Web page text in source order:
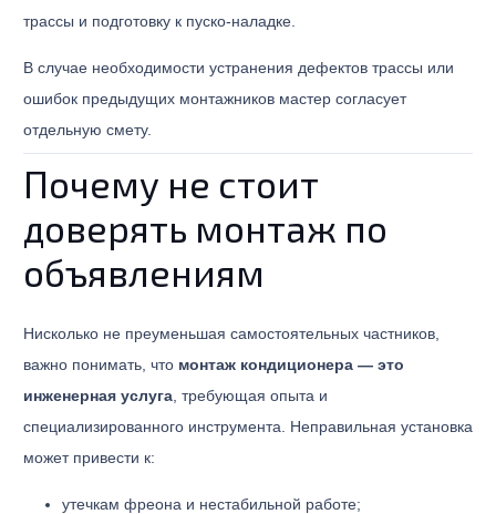
трассы и подготовку к пуско-наладке.
В случае необходимости устранения дефектов трассы или
ошибок предыдущих монтажников мастер согласует
отдельную смету.
Почему не стоит
доверять монтаж по
объявлениям
Нисколько не преуменьшая самостоятельных частников,
важно понимать, что монтаж кондиционера — это
инженерная услуга , требующая опыта и
специализированного инструмента. Неправильная установка
может привести к:
утечкам фреона и нестабильной работе;